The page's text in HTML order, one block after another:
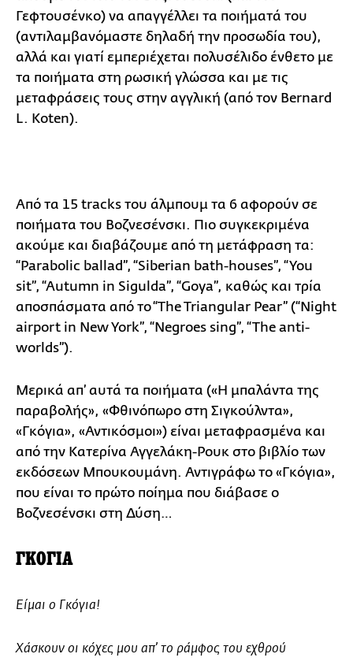
Γεφτουσένκο) να απαγγέλλει τα ποιήματά του
(αντιλαμβανόμαστε δηλαδή την προσωδία του),
αλλά και γιατί εμπεριέχεται πολυσέλιδο ένθετο με
τα ποιήματα στη ρωσική γλώσσα και με τις
μεταφράσεις τους στην αγγλική (από τον Bernard
L. Koten).
Από τα 15 tracks του άλμπουμ τα 6 αφορούν σε
ποιήματα του Βοζνεσένσκι. Πιο συγκεκριμένα
ακούμε και διαβάζουμε από τη μετάφραση τα:
“Parabolic ballad”, “Siberian bath-houses”, “You
sit”, “Autumn in Sigulda”, “Goya”, καθώς και τρία
αποσπάσματα από το “The Triangular Pear” (“Night
airport in New York”, “Negroes sing”, “The anti-
worlds”).
Μερικά απ’ αυτά τα ποιήματα («Η μπαλάντα της
παραβολής», «Φθινόπωρο στη Σιγκούλντα»,
«Γκόγια», «Αντικόσμοι») είναι μεταφρασμένα και
από την Κατερίνα Αγγελάκη-Ρουκ στο βιβλίο των
εκδόσεων Μπουκουμάνη. Αντιγράφω το «Γκόγια»,
που είναι το πρώτο ποίημα που διάβασε ο
Βοζνεσένσκι στη Δύση…
ΓΚΟΓΙΑ
Είμαι ο Γκόγια!
Χάσκουν οι κόχες μου απ’ το ράμφος του εχθρού